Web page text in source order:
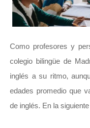
Como profesores y
colegio bilingüe de
inglés a su ritmo,
edades promedio que
de inglés. En la